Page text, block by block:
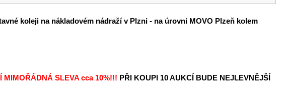
koleji na nákladovém nádraží v Plzni - na úrovni MOVO Plzeň kolem
MIMOŘÁDNÁ SLEVA cca 10%!!! PŘI KOUPI 10 AUKCÍ BUDE NEJLEVNĚJŠÍ